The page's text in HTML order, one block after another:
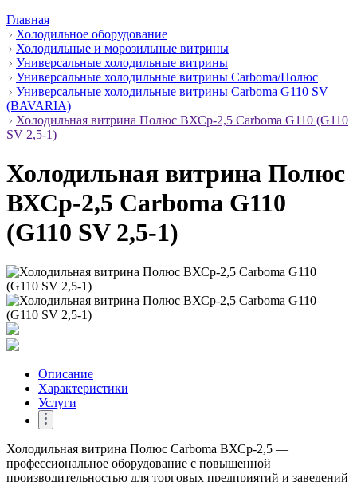
Главная
Холодильное оборудование
Холодильные и морозильные витрины
Универсальные холодильные витрины
Универсальные холодильные витрины Carboma/Полюс
Универсальные холодильные витрины Carboma G110 SV
(BAVARIA)
Холодильная витрина Полюс ВХСр-2,5 Сarboma G110 (G110
SV 2,5-1)
Холодильная витрина Полюс
ВХСр-2,5 Сarboma G110
(G110 SV 2,5-1)
Описание
Характеристики
Услуги
Холодильная витрина Полюс Carboma ВХСр-2,5 —
профессиональное оборудование с повышенной
производительностью для торговых предприятий и заведений